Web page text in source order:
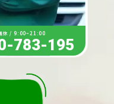
休 / 9:00~21:00
783-195